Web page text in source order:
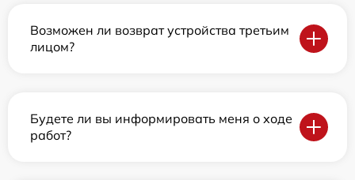
Возможен ли возврат устройства третьим
лицом?
Будете ли вы информировать меня о ходе
работ?